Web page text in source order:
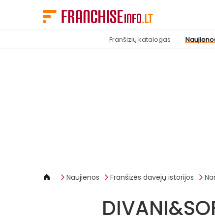
Franšizių katalogas
Naujienos Franšizės davėjų istorijos